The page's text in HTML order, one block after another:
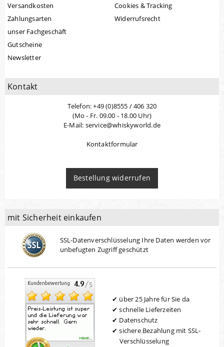
Versandkosten
Zahlungsarten
unser Fachgeschäft
Gutscheine
Newsletter
Cookies & Tracking
Widerrufsrecht
Kontakt
Telefon: +49 (0)8555 / 406 320
(Mo - Fr. 09.00 - 18.00 Uhr)
E-Mail: service@whiskyworld.de
Kontaktformular
Bestellung widerrufen
mit Sicherheit einkaufen
SSL-Datenverschlüsselung Ihre Daten werden vor
unbefugten Zugriff geschützt
über 25 Jahre für Sie da
schnelle Lieferzeiten
Datenschutz
sichere Bezahlung mit SSL-
Verschlüsselung